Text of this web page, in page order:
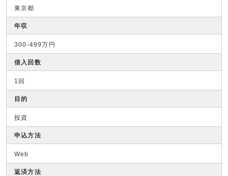
東京都
年収
300-499万円
借入回数
1回
目的
投資
申込方法
Web
返済方法